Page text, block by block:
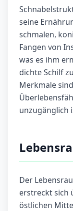
seine
schmalen,
Fangen von
was es ihm
dichte Schilf
Merkmale
unzugänglich
Der
erstreckt sich
östlichen